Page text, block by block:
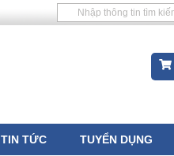
TIN TỨC TUYỂN DỤNG